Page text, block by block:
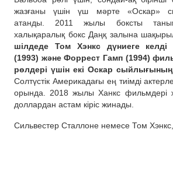
жазғаны үшін үш мәрте «Оскар»
атанды. 2011 жылы боксты
халықаралық бокс Даңқ залына
шілдеде Том Хэнкс дүниеге
(1993) және Форрест Гамп (1994)
рөлдері үшін екі Оскар сыйлығының
Солтүстік Америкадағы ең тиімді
орында. 2018 жылы Ханкс фильмдері
доллардан астам кіріс жинады.
Сильвестер Сталлоне немесе Том Хэнкс,